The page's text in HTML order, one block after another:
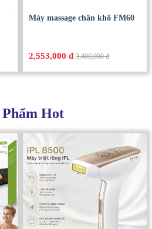
Máy massage chân khô FM60
2,553,000 đ 3,400,000 đ
Phẩm Hot